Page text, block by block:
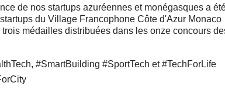
de nos startups azuréennes et monégasques a
du Village Francophone Côte d'Azur Monaco
médailles distribuées dans les onze concours
#SmartBuilding #SportTech et #TechForLife